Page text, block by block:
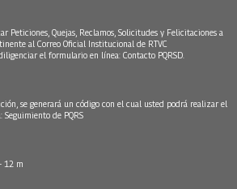
Peticiones, Quejas, Reclamos, Solicitudes y Felicitaciones a
al Correo Oficial Institucional de RTVC
el formulario en línea: Contacto PQRSD.
se generará un código con el cual usted podrá realizar el
Seguimiento de PQRS
12 m